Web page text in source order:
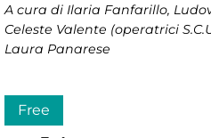
A cura di Ilaria Fanfarillo,
Celeste Valente (operatrici
Laura Panarese
Free